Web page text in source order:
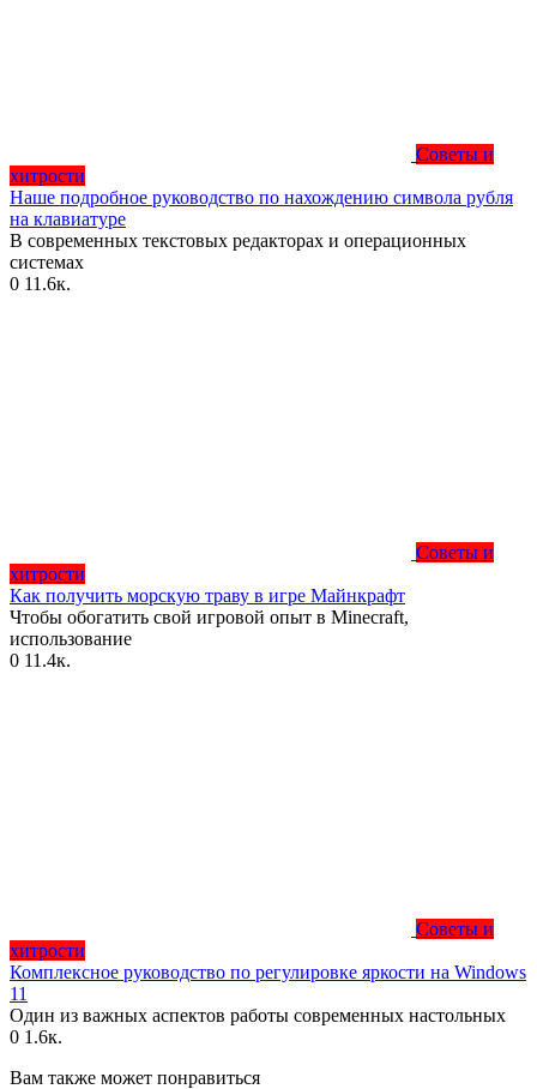
Советы и
хитрости
Наше подробное руководство по нахождению символа рубля
на клавиатуре
В современных текстовых редакторах и операционных
системах
0 11.6к.
Советы и
хитрости
Как получить морскую траву в игре Майнкрафт
Чтобы обогатить свой игровой опыт в Minecraft,
использование
0 11.4к.
Советы и
хитрости
Комплексное руководство по регулировке яркости на Windows
11
Один из важных аспектов работы современных настольных
0 1.6к.
Вам также может понравиться